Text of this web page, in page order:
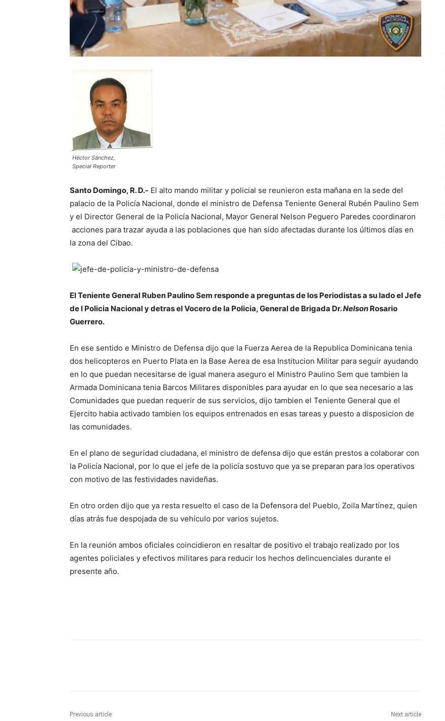
Héctor Sánchez,
Special Reporter
Santo Domingo, R. D.- El alto mando militar y policial se reunieron esta mañana en la sede del
palacio de la Policía Nacional, donde el ministro de Defensa Teniente General Rubén Paulino Sem
y el Director General de la Policía Nacional, Mayor General Nelson Peguero Paredes coordinaron
acciones para trazar ayuda a las poblaciones que han sido afectadas durante los últimos días en
la zona del Cibao.
El Teniente General Ruben Paulino Sem responde a preguntas de los Periodistas a su lado el Jefe
de l Policia Nacional y detras el Vocero de la Policia, General de Brigada Dr.Nelson Rosario
Guerrero.
En ese sentido e Ministro de Defensa dijo que la Fuerza Aerea de la Republica Dominicana tenia
dos helicopteros en Puerto Plata en la Base Aerea de esa Institucion Militar para seguir ayudando
en lo que puedan necesitarse de igual manera aseguro el Ministro Paulino Sem que tambien la
Armada Dominicana tenia Barcos Militares disponibles para ayudar en lo que sea necesario a las
Comunidades que puedan requerir de sus servicios, dijo tambien el Teniente General que el
Ejercito habia activado tambien los equipos entrenados en esas tareas y puesto a disposicion de
las comunidades.
En el plano de seguridad ciudadana, el ministro de defensa dijo que están prestos a colaborar con
la Policía Nacional, por lo que el jefe de la policía sostuvo que ya se preparan para los operativos
con motivo de las festividades navideñas.
En otro orden dijo que ya resta resuelto el caso de la Defensora del Pueblo, Zoila Martínez, quien
días atrás fue despojada de su vehículo por varios sujetos.
En la reunión ambos oficiales coincidieron en resaltar de positivo el trabajo realizado por los
agentes policiales y efectivos militares para reducir los hechos delincuenciales durante el
presente año.
Previous article Next article